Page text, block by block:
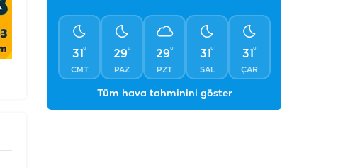
31°
CMT
29°
PAZ
29°
PZT
31°
SAL
31°
ÇAR
Tüm hava tahminini göster